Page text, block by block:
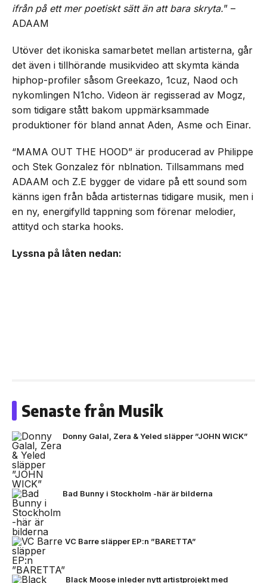
ifrån på ett mer poetiskt sätt än att bara skryta.” –
ADAAM
Utöver det ikoniska samarbetet mellan artisterna, går
det även i tillhörande musikvideo att skymta kända
hiphop-profiler såsom Greekazo, 1cuz, Naod och
nykomlingen N1cho. Videon är regisserad av Mogz,
som tidigare stått bakom uppmärksammade
produktioner för bland annat Aden, Asme och Einar.
“MAMA OUT THE HOOD” är producerad av Philippe
och Stek Gonzalez för nblnation. Tillsammans med
ADAAM och Z.E bygger de vidare på ett sound som
känns igen från båda artisternas tidigare musik, men i
en ny, energifylld tappning som förenar melodier,
attityd och starka hooks.
Lyssna på låten nedan:
Senaste från Musik
Donny Galal, Zera & Yeled släpper ”JOHN WICK”
Bad Bunny i Stockholm -här är bilderna
VC Barre släpper EP:n ”BARETTA”
Black Moose inleder nytt artistprojekt med